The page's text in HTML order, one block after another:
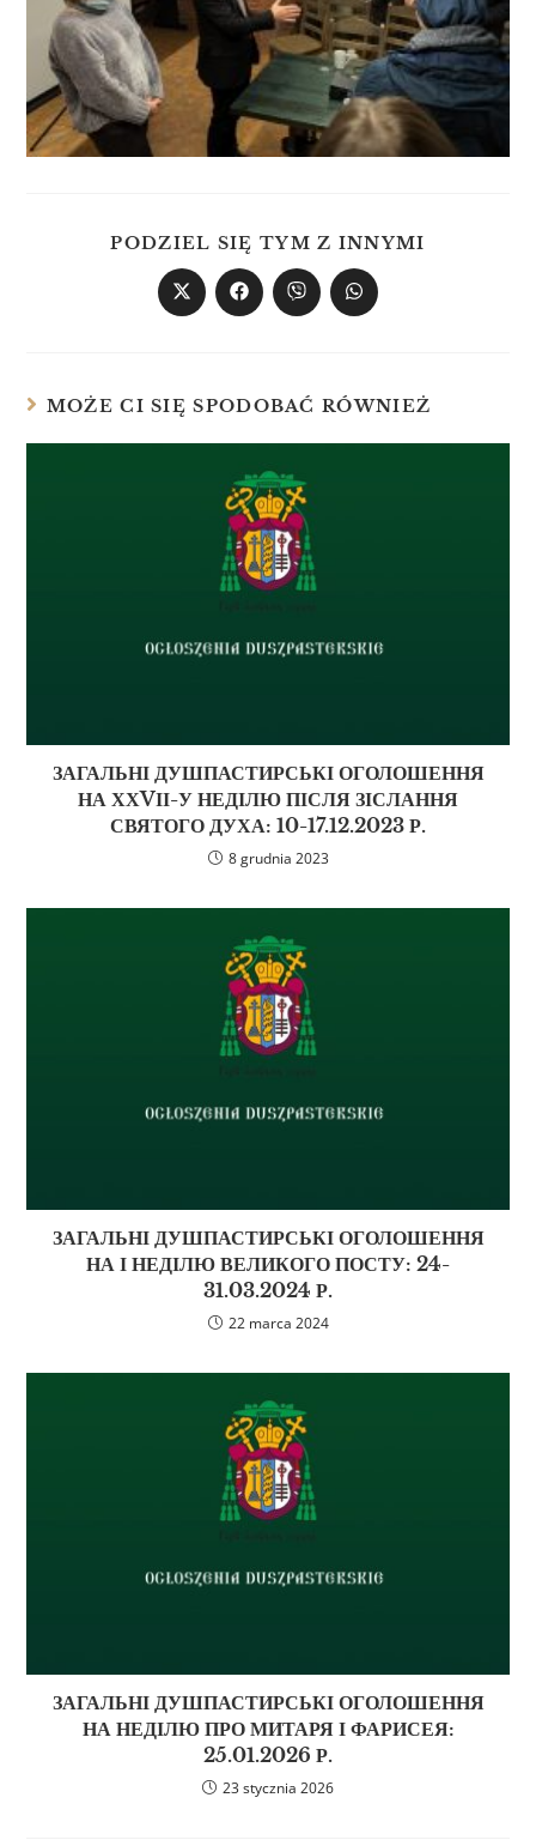
PODZIEL SIĘ TYM Z INNYMI
MOŻE CI SIĘ SPODOBAĆ RÓWNIEŻ
ЗАГАЛЬНІ ДУШПАСТИРСЬКІ ОГОЛОШЕННЯ
НА ХХVІІ-У НЕДІЛЮ ПІСЛЯ ЗІСЛАННЯ
СВЯТОГО ДУХА: 10-17.12.2023 Р.
8 grudnia 2023
ЗАГАЛЬНІ ДУШПАСТИРСЬКІ ОГОЛОШЕННЯ
НА І НЕДІЛЮ ВЕЛИКОГО ПОСТУ: 24-
31.03.2024 Р.
22 marca 2024
ЗАГАЛЬНІ ДУШПАСТИРСЬКІ ОГОЛОШЕННЯ
НА НЕДІЛЮ ПРО МИТАРЯ І ФАРИСЕЯ:
25.01.2026 Р.
23 stycznia 2026